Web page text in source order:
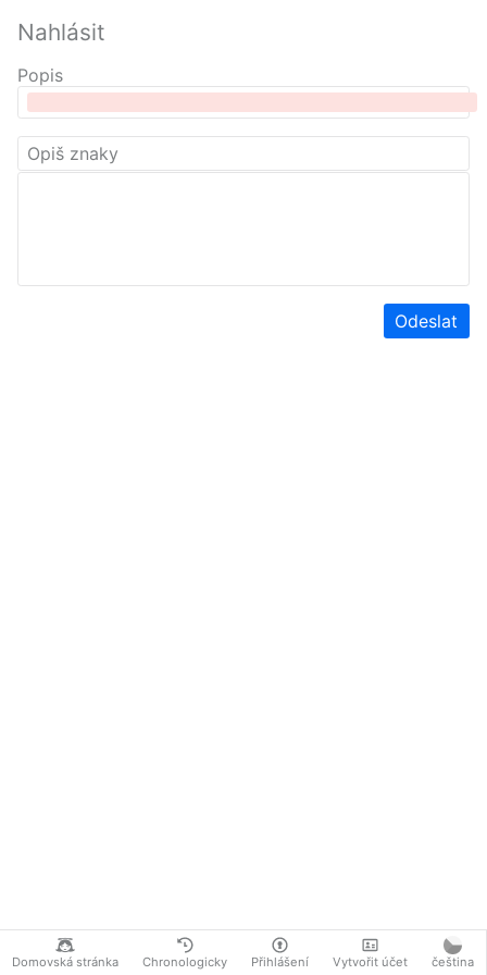
Domovská stránka Chronologicky Přihlášení Vytvořit účet čeština
Nahlásit
Popis
Odeslat